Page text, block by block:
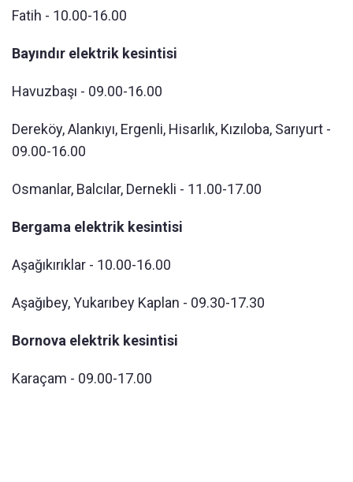
Fatih - 10.00-16.00
Bayındır elektrik kesintisi
Havuzbaşı - 09.00-16.00
Dereköy, Alankıyı, Ergenli, Hisarlık, Kızıloba, Sarıyurt -
09.00-16.00
Osmanlar, Balcılar, Dernekli - 11.00-17.00
Bergama elektrik kesintisi
Aşağıkırıklar - 10.00-16.00
Aşağıbey, Yukarıbey Kaplan - 09.30-17.30
Bornova elektrik kesintisi
Karaçam - 09.00-17.00